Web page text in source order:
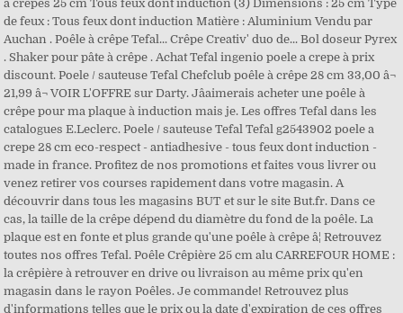
à crêpes 25 cm Tous feux dont induction (3) Dimensions : 25 cm Type
de feux : Tous feux dont induction Matière : Aluminium Vendu par
Auchan . Poêle à crêpe Tefal... Crêpe Creativ' duo de... Bol doseur Pyrex
. Shaker pour pâte à crêpe . Achat Tefal ingenio poele a crepe à prix
discount. Poele / sauteuse Tefal Chefclub poêle à crêpe 28 cm 33,00 â¬
21,99 â¬ VOIR L'OFFRE sur Darty. Jâaimerais acheter une poêle à
crêpe pour ma plaque à induction mais je. Les offres Tefal dans les
catalogues E.Leclerc. Poele / sauteuse Tefal Tefal g2543902 poele a
crepe 28 cm eco-respect - antiadhesive - tous feux dont induction -
made in france. Profitez de nos promotions et faites vous livrer ou
venez retirer vos courses rapidement dans votre magasin. A
découvrir dans tous les magasins BUT et sur le site But.fr. Dans ce
cas, la taille de la crêpe dépend du diamètre du fond de la poêle. La
plaque est en fonte et plus grande qu'une poêle à crêpe â¦ Retrouvez
toutes nos offres Tefal. Poêle Crêpière 25 cm alu CARREFOUR HOME :
la crêpière à retrouver en drive ou livraison au même prix qu'en
magasin dans le rayon Poêles. Je commande! Retrouvez plus
d'informations telles que le prix ou la date d'expiration de ces offres